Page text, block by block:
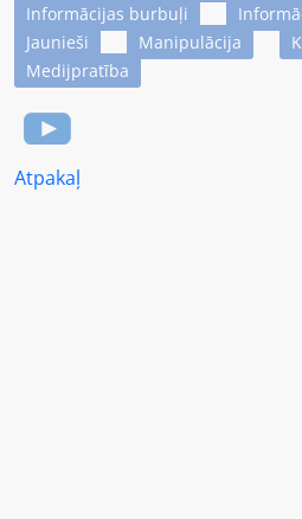
Informācijas burbuļi
Jaunieši
Manipulācija
Medijpratība
Atpakaļ